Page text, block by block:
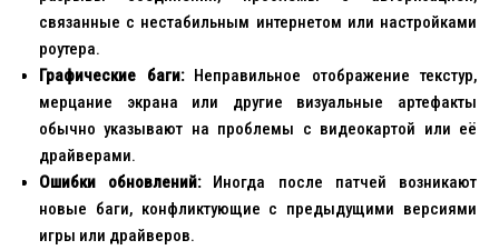
связанные с нестабильным интернетом или настройками
роутера.
Графические баги:Неправильное отображение текстур,
мерцание экрана или другие визуальные артефакты
обычно указывают на проблемы с видеокартой или её
драйверами.
Ошибки обновлений:Иногда после патчей возникают
новые баги, конфликтующие с предыдущими версиями
игры или драйверов.